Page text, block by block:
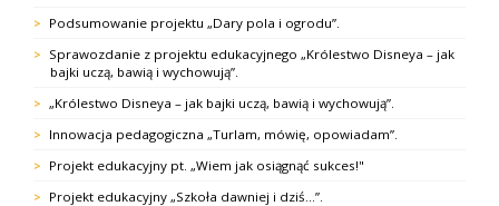
Podsumowanie projektu „Dary pola i ogrodu”.
Sprawozdanie z projektu edukacyjnego „Królestwo Disneya – jak
bajki uczą, bawią i wychowują”.
„Królestwo Disneya – jak bajki uczą, bawią i wychowują”.
Innowacja pedagogiczna „Turlam, mówię, opowiadam”.
Projekt edukacyjny pt. „Wiem jak osiągnąć sukces!"
Projekt edukacyjny „Szkoła dawniej i dziś…”.